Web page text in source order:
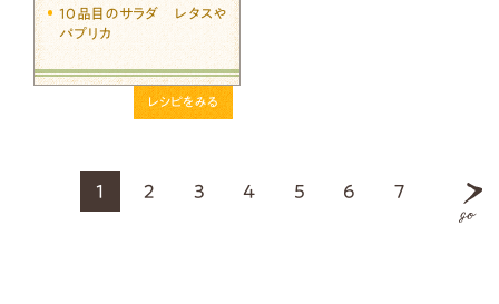
10品目のサラダ レタスや
パプリカ
レシピをみる
1 2 3 4 5 6 7